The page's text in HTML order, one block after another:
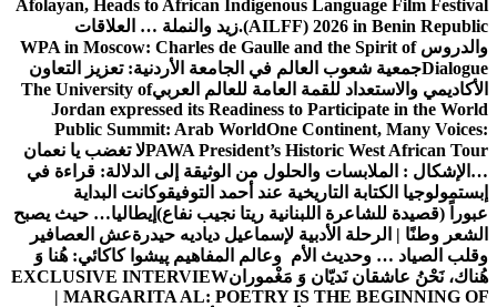
Afolayan, Heads to African Indigenous Language Film Festival
(AILFF) 2026 in Benin Republic. زيد والنملة … العلاقات
والدروسWPA in Moscow: Charles de Gaulle and the Spirit of
Dialogueجمعية شعوب العالم في الجامعة الأردنية: تعزيز التعاون
الأكاديمي والاستعداد للقمة العامة للعالم العربيThe University of
Jordan expressed its Readiness to Participate in the World
Public Summit: Arab WorldOne Continent, Many Voices:
PAWA President’s Historic West African Tourلا تغضب يا نعمان
…الإشكال : الملابسات والحلول من الوثيقة إلى الدلالة: قراءة في
إبستمولوجيا الكتابة التاريخية عند أحمد التوفيقوكانت البداية
عبوراً (قصيدة للشاعرة اللبنانية ريتا نجيب نفاع) إيطاليا… حيث يصبح
الشعر وطنًا | الرحلة الأدبية لإسماعيل دياديه حيدرةعش العصافير
وقلب الصياد … وحديث الأم وعالم المفاهيم پیشوا کاکائي: هُنا وَ
هُناك، نَحْنُ عاشقان نَديّان وَ مَغْمورانEXCLUSIVE INTERVIEW
| MARGARITA AL: POETRY IS THE BEGINNING OF